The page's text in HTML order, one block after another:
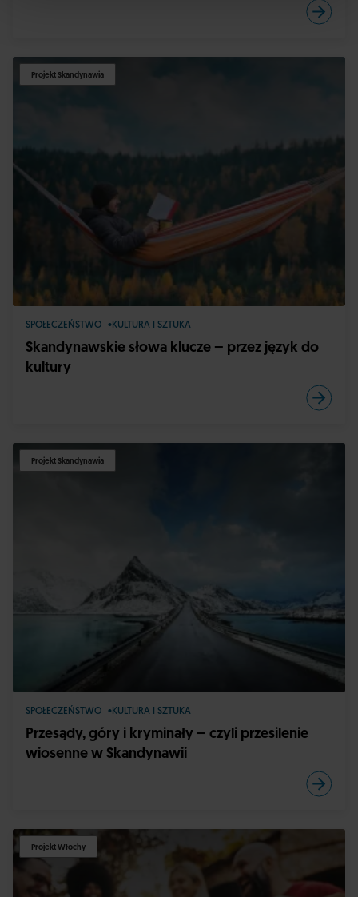
Projekt Skandynawia
SPOŁECZEŃSTWO KULTURA I SZTUKA
Skandynawskie słowa klucze – przez język do
kultury
Projekt Skandynawia
SPOŁECZEŃSTWO KULTURA I SZTUKA
Przesądy, góry i kryminały – czyli przesilenie
wiosenne w Skandynawii
Projekt Włochy